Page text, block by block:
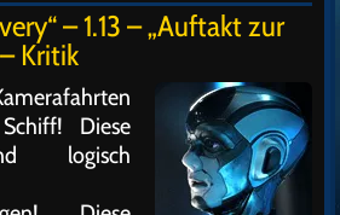
– 1.13 – „Auftakt zur
Kritik
Diese
logisch